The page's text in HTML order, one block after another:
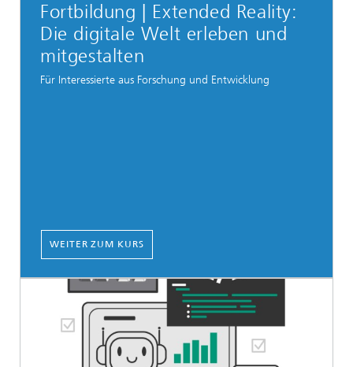
Fortbildung | Extended Reality:
Die digitale Welt erleben und
mitgestalten
Für Interessierte aus Forschung und Entwicklung
WEITER ZUM KURS